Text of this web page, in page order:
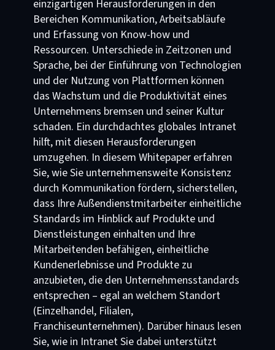
einzigartigen Herausforderungen in den
Bereichen Kommunikation, Arbeitsabläufe
und Erfassung von Know-how und
Ressourcen. Unterschiede in Zeitzonen und
Sprache, bei der Einführung von Technologien
und der Nutzung von Plattformen können
das Wachstum und die Produktivität eines
Unternehmens bremsen und seiner Kultur
schaden. Ein durchdachtes globales Intranet
hilft, mit diesen Herausforderungen
umzugehen. In diesem Whitepaper erfahren
Sie, wie Sie unternehmensweite Konsistenz
durch Kommunikation fördern, sicherstellen,
dass Ihre Außendienstmitarbeiter einheitliche
Standards im Hinblick auf Produkte und
Dienstleistungen einhalten und Ihre
Mitarbeitenden befähigen, einheitliche
Kundenerlebnisse und Produkte zu
anzubieten, die den Unternehmensstandards
entsprechen – egal an welchem Standort
(Einzelhandel, Filialen,
Franchiseunternehmen). Darüber hinaus lesen
Sie, wie in Intranet Sie dabei unterstützt